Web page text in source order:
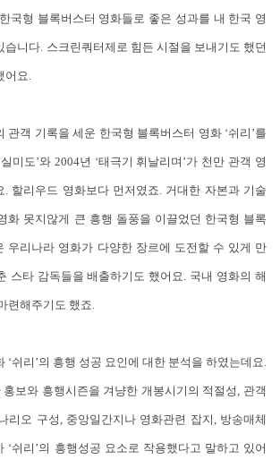
국형 블록버스터 영화들로 좋은 성과를 내 한국 영
습니다. 스크린쿼터제로 힘든 시절을 보내기도 했던
요.
관객 기록을 세운 한국형 블록버스터 영화 ‘쉬리’를
미도’와 2004년 ‘태극기 휘날리며’가 천만 관객 영
. 할리우드 영화보다 먼저였죠. 거대한 자본과 기술
화 못지않게 큰 흥행 돌풍을 이끌었던 한국형 블록
우리나라 영화가 다양한 장르에 도전할 수 있게 만
스타 감독들을 배출하기도 했어요. 국내 영화의 해
련해주기도 했죠.
‘쉬리’의 흥행 성공 요인에 대한 분석을 하였는데요.
보와 흥행시즌을 겨냥한 개봉시기의 적절성, 관객
리오 구성, 중앙일간지나 영화관련 잡지, 방송매체
‘쉬리’의 흥행성공 요소로 작용했다고 말하고 있어